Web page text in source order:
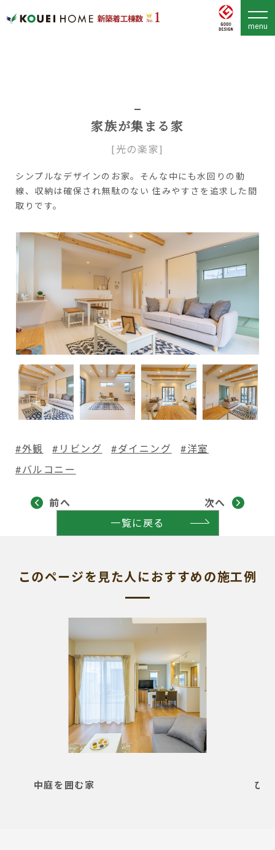
家族が集まる家
[光の楽家]
シンプルなデザインのお家。そんな中にも水回りの動
線、収納は確保され無駄のない 住みやすさを追求した間
取りです。
#外観 #リビング #ダイニング
#洋室
#バルコニー
前へ
次へ
一覧に戻る
このページを見た人におすすめの施工例
中庭を囲む家 ひ